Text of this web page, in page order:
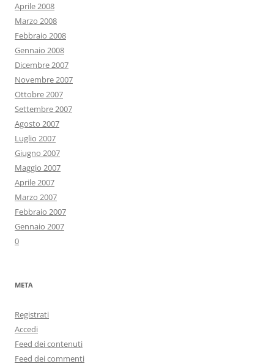
Aprile 2008
Marzo 2008
Febbraio 2008
Gennaio 2008
Dicembre 2007
Novembre 2007
Ottobre 2007
Settembre 2007
Agosto 2007
Luglio 2007
Giugno 2007
Maggio 2007
Aprile 2007
Marzo 2007
Febbraio 2007
Gennaio 2007
0
META
Registrati
Accedi
Feed dei contenuti
Feed dei commenti